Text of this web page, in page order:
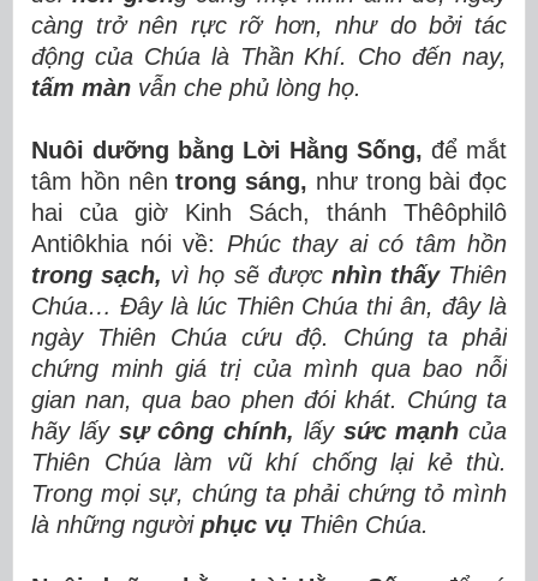
càng trở nên rực rỡ hơn, như do bởi tác
động của Chúa là Thần Khí. Cho đến nay,
tấm màn vẫn che phủ lòng họ.
Nuôi dưỡng bằng Lời Hằng Sống, để mắt
tâm hồn nêntrong sáng, như trong bài đọc
hai của giờ Kinh Sách, thánh Thêôphilô
Antiôkhia nói về: Phúc thay ai có tâm hồn
trong sạch, vì họ sẽ được nhìn thấyThiên
Chúa… Đây là lúc Thiên Chúa thi ân, đây là
ngày Thiên Chúa cứu độ. Chúng ta phải
chứng minh giá trị của mình qua bao nỗi
gian nan, qua bao phen đói khát. Chúng ta
hãy lấy sự công chính, lấy sức mạnh của
Thiên Chúa làm vũ khí chống lại kẻ thù.
Trong mọi sự, chúng ta phải chứng tỏ mình
là những người phục vụ Thiên Chúa.